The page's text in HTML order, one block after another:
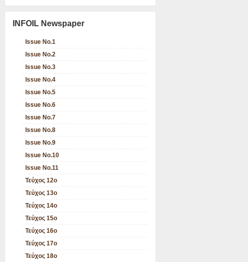
INFOIL Newspaper
Issue No.1
Issue No.2
Issue No.3
Issue No.4
Issue No.5
Issue No.6
Issue No.7
Issue No.8
Issue No.9
Issue No.10
Issue No.11
Τεύχος 12ο
Τεύχος 13ο
Τεύχος 14ο
Τεύχος 15ο
Τεύχος 16ο
Τεύχος 17ο
Τεύχος 18ο